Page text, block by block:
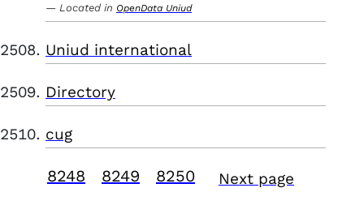
Located in OpenData Uniud
Uniud international
Directory
cug
8248 8249 8250 Next page